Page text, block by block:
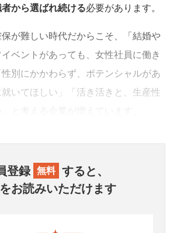
から選ばれ続ける必要があります。
が難しい時代だからこそ、「結婚や
ベントがあっても、女性社員に働き
別にかかわらず、ポテンシャルがあ
いてほしい」「活き活きと、生産性
登録 無料 すると、
お読みいただけます